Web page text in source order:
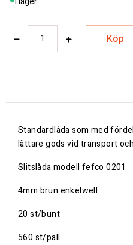
Köp
Standardlåda som med
lättare gods vid transport
Slitslåda modell fefco 0201
4mm brun enkelwell
20 st/bunt
560 st/pall